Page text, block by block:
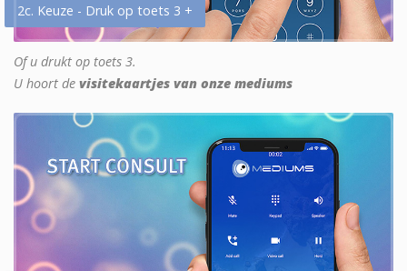
2c. Keuze - Druk op toets 3 +
Of u drukt op toets 3.
U hoort de visitekaartjes van onze mediums